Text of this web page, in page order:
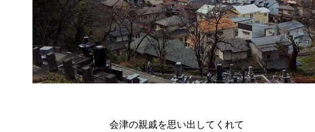
会津の親戚を思い出してくれて